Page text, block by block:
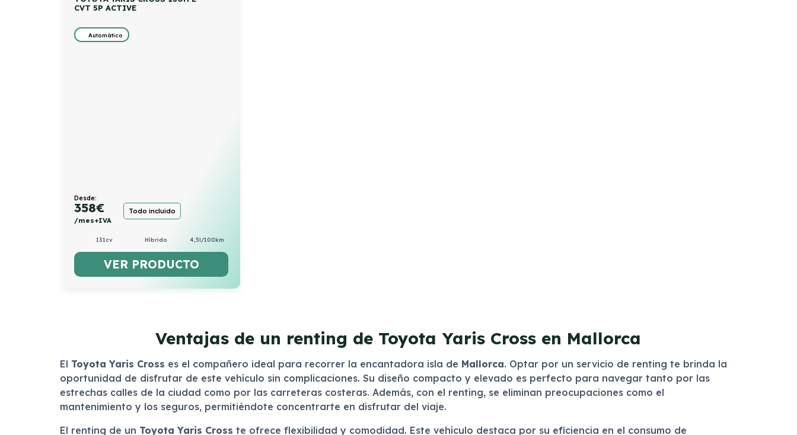
CVT 5P ACTIVE
Automático
Desde:
358€
/mes+IVA
Todo incluido
131cv Híbrido 4,5l/100km
VER PRODUCTO
Ventajas de un renting de Toyota Yaris Cross en Mallorca
El Toyota Yaris Cross es el compañero ideal para recorrer la encantadora isla de Mallorca. Optar por un servicio de renting te brinda la
oportunidad de disfrutar de este vehículo sin complicaciones. Su diseño compacto y elevado es perfecto para navegar tanto por las
estrechas calles de la ciudad como por las carreteras costeras. Además, con el renting, se eliminan preocupaciones como el
mantenimiento y los seguros, permitiéndote concentrarte en disfrutar del viaje.
El renting de un Toyota Yaris Cross te ofrece flexibilidad y comodidad. Este vehículo destaca por su eficiencia en el consumo de